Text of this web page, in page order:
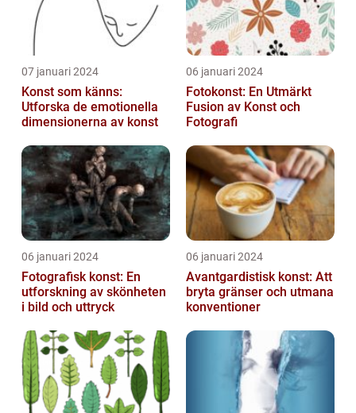
07 januari 2024
Konst som känns:
Utforska de emotionella
dimensionerna av konst
06 januari 2024
Fotokonst: En Utmärkt
Fusion av Konst och
Fotografi
06 januari 2024
Fotografisk konst: En
utforskning av skönheten
i bild och uttryck
06 januari 2024
Avantgardistisk konst: Att
bryta gränser och utmana
konventioner